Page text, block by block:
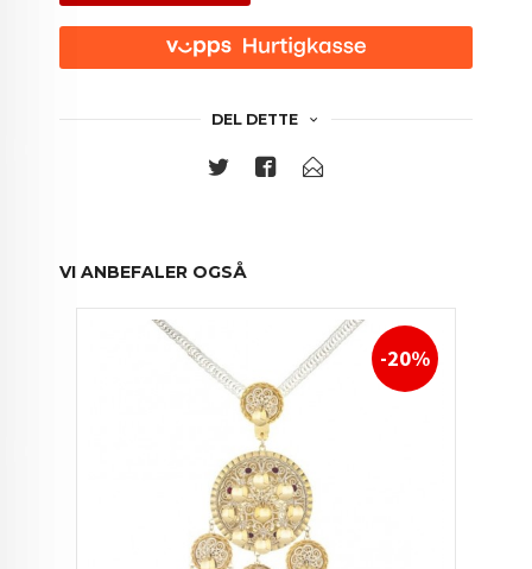
DEL DETTE
VI ANBEFALER OGSÅ
-20%